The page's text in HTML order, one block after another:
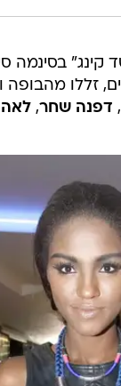
קינג" בסינמה
זללו מהבופה
, דפנה שחר, לאה